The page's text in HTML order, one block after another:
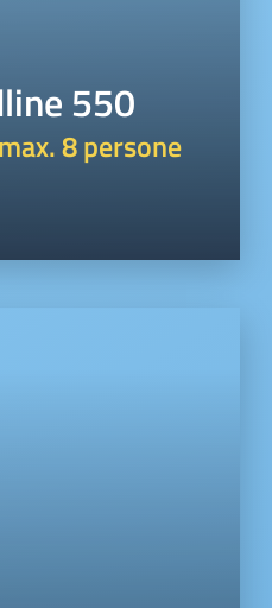
550
8 persone